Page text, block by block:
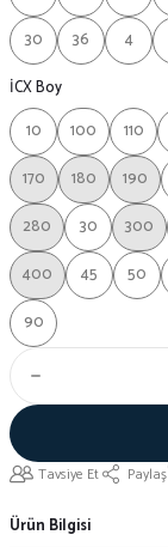
30
36 4
İCX Boy
10
100 110
170
180 190
280
30 300
400
45 50
90
Tavsiye Et Paylaş
Ürün Bilgisi